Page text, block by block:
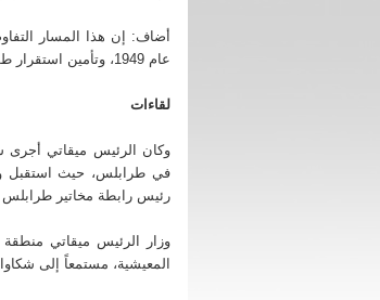
حيث التقى الأهالي
المعيشية، مستمعاً إلى
في أحياء المنطقة والتقى
سفير إندونيسيا
كما استقبل الرئيس ميقاتي
الحريري.
المعهد العربي للتخطيط
وفي دارته في بيروت،
عبد الله الوقيان يرافقه
كريم درويش في حضور
أضاف: إن هذا المسار
عام 1949، وتأمين استقرار طويل الأمد بات لبنان واللبنانيون بأمس الحاجة إليه.
لقاءات
وكان الرئيس ميقاتي أجرى
في طرابلس، حيث استقبل
رئيس رابطة مخاتير
وزار الرئيس ميقاتي منطقة
المعيشية، مستمعاً إلى